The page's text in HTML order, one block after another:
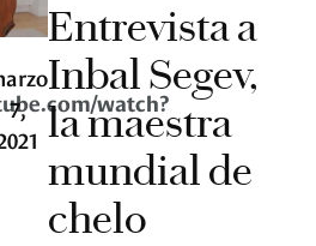
watch?
7,
Entrevista a
Inbal Segev,
la maestra
mundial de
chelo